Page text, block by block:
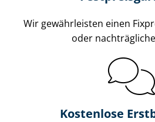
Wir gewährleisten einen
oder
Kostenlose